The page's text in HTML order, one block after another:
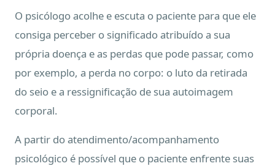
O psicólogo acolhe e escuta o paciente para que ele
consiga perceber o significado atribuído a sua
própria doença e as perdas que pode passar, como
por exemplo, a perda no corpo: o luto da retirada
do seio e a ressignificação de sua autoimagem
corporal.
A partir do atendimento/acompanhamento
psicológico é possível que o paciente enfrente suas